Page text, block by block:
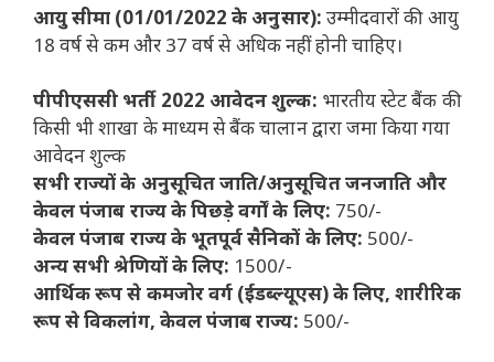
आयु सीमा (01/01/2022 के अनुसार): उम्मीदवारों की आयु
18 वर्ष से कम और 37 वर्ष से अधिक नहीं होनी चाहिए।
पीपीएससी भर्ती 2022 आवेदन शुल्क: भारतीय स्टेट बैंक की
किसी भी शाखा के माध्यम से बैंक चालान द्वारा जमा किया गया
आवेदन शुल्क
सभी राज्यों के अनुसूचित जाति/अनुसूचित जनजाति और
केवल पंजाब राज्य के पिछड़े वर्गों के लिए: 750/-
केवल पंजाब राज्य के भूतपूर्व सैनिकों के लिए: 500/-
अन्य सभी श्रेणियों के लिए: 1500/-
आर्थिक रूप से कमजोर वर्ग (ईडब्ल्यूएस) के लिए, शारीरिक
रूप से विकलांग, केवल पंजाब राज्य: 500/-